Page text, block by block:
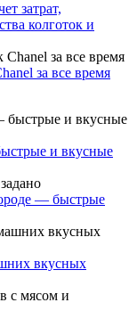
затрат,
колготок и
за все время
и вкусные
— быстрые
вкусных